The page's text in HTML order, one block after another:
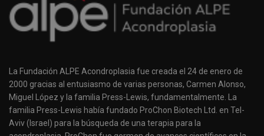
La Fundación ALPE Acondroplasia fue creada el 24 de enero de
2000 gracias al entusiasmo de varias personas, Carmen Alonso,
Miguel López y la familia Press-Lewis, fundamentalmente. La
familia Press-Lewis había fundado ProChon Biotech Ltd. en Tel-
Aviv (Israel) para la búsqueda de una terapia para la